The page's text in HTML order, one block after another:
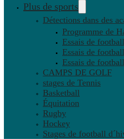
Plus de sports
Détections dans des
Programme de
Essais de
Essais de
Essais de
CAMPS DE GOLF
stages de Tennis
Basketball
Équitation
Rugby
Hockey
Stages de football